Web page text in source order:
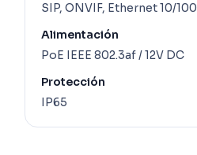
SIP, ONVIF, Ethernet 10/100
Alimentación
PoE IEEE 802.3af / 12V DC
Protección
IP65